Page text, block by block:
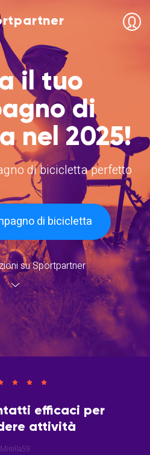
il tuo
di
nel 2025!
di bicicletta perfetto
di bicicletta
su Sportpartner
efficaci per
attività
Mirella59